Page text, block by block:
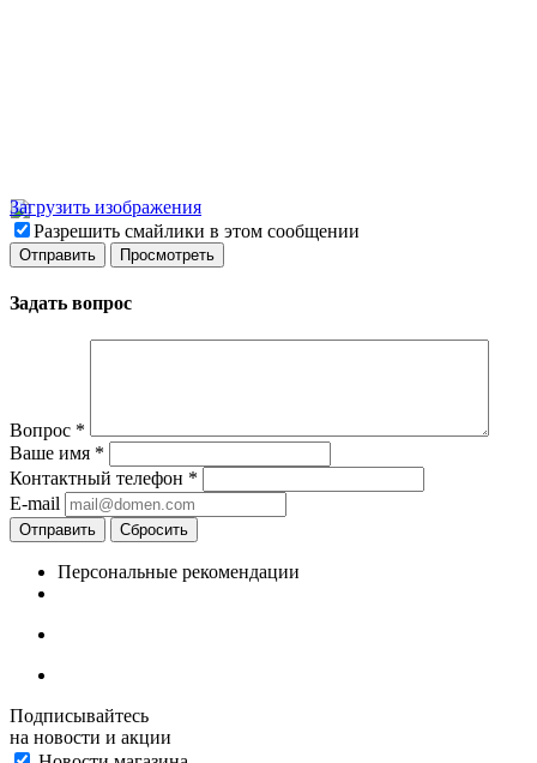
Загрузить изображения
Разрешить смайлики в этом сообщении
Задать вопрос
Вопрос *
Ваше имя *
Контактный телефон *
E-mail
Отправить Сбросить
Персональные рекомендации
Подписывайтесь
на новости и акции